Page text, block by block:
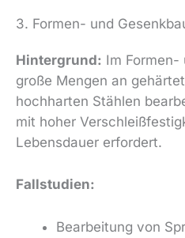
3. Formen- und
Hintergrund: Im Formen-
große Mengen an
hochharten Stählen
mit hoher
Lebensdauer erfordert.
Fallstudien:
Bearbeitung von